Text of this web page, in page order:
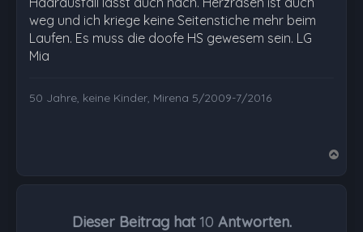
weg und ich kriege keine Seitenstiche mehr beim
Laufen. Es muss die doofe HS gewesem sein. LG
Mia
50 Jahre, keine Kinder, Mirena 5/2009-7/2016
Dieser Beitrag hat 10 Antworten.